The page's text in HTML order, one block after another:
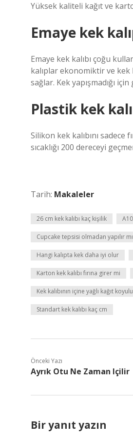
Yüksek kaliteli kağıt ve
Emaye kek
Emaye kek kalıbı çoğu
kalıplar ekonomiktir ve kek
sağlar. Kek yapışmadığı
Plastik kek
Silikon kek kalıbını sadece
sıcaklığı 200 dereceyi
Tarih: Makaleler
26 cm kek kalıbı kaç kişilik
Cupcake tepsisi olmadan yapılır mı
Hangi kalıpta kek daha iyi olur
Karton kek kalıbı fırına girer mi
Kek kalıbının içine yağlı kağıt
Standart kek kalıbı kaç cm
Önceki Yazı
Ayrık Otu Ne Zaman Içilir
Bir yanıt yazın